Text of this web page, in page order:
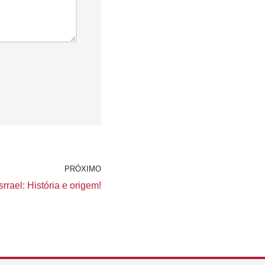
PRÓXIMO
História e origem!